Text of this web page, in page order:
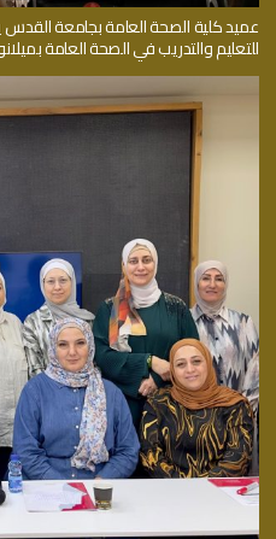
عميد كلية الصحة العامة بجامعة
للتعليم والتدريب في الصحة العامة